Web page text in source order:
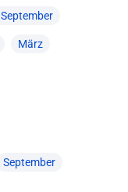
September
März
September